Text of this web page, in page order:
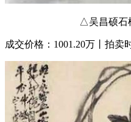
△吴昌硕石
成交价格：1001.20万丨拍卖